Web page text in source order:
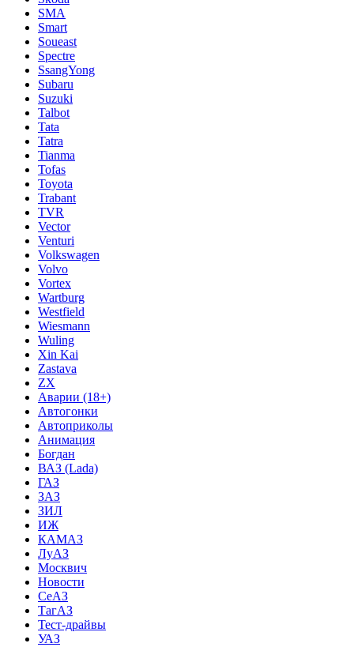
SMA
Smart
Soueast
Spectre
SsangYong
Subaru
Suzuki
Talbot
Tata
Tatra
Tianma
Tofas
Toyota
Trabant
TVR
Vector
Venturi
Volkswagen
Volvo
Vortex
Wartburg
Westfield
Wiesmann
Wuling
Xin Kai
Zastava
ZX
Аварии (18+)
Автогонки
Автоприколы
Анимация
Богдан
ВАЗ (Lada)
ГАЗ
ЗАЗ
ЗИЛ
ИЖ
КАМАЗ
ЛуАЗ
Москвич
Новости
СеАЗ
ТагАЗ
Тест-драйвы
УАЗ